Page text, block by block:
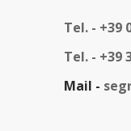
Tel. - +39
Tel. - +39
Mail -